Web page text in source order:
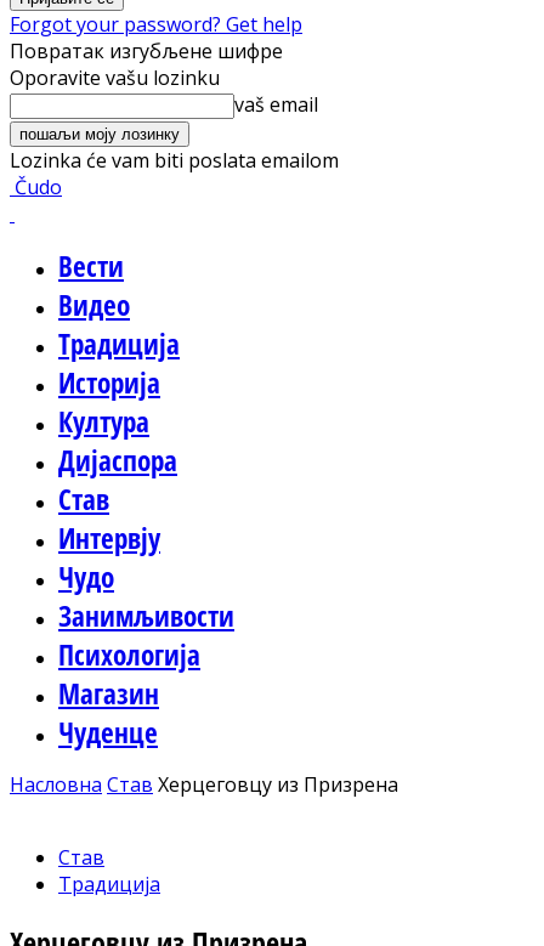
Forgot your password? Get help
Повратак изгубљене шифре
Oporavite vašu lozinku
vaš email
Lozinka će vam biti poslata emailom
Čudo
Вести
Видео
Традиција
Историја
Култура
Дијаспора
Став
Интервју
Чудо
Занимљивости
Психологија
Магазин
Чуденце
Насловна Став Херцеговцу из Призрена
Став
Традиција